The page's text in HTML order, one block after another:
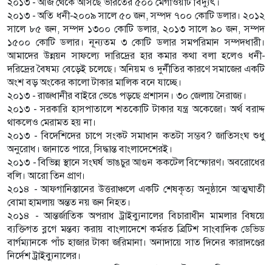
২০১৩ - অতি ধনী-২০০৯ সালে ৫০ জন, সম্পদ ৭০০ কোটি ডলার। ২০১২
সালে ৮৫ জন, সম্পদ ১৩০০ কোটি ডলার, ২০১৩ সালে ৯০ জন, সম্পদ
১৫০০ কোটি ডলার। নূন্যতম ৩ কোটি ডলার সমপরিমান সম্পদধারী।
আমাদের উন্নয়ন সাফল্যে দারিদ্রের হার কমার কথা বলা হলেও ধনী-
দরিদ্রের বৈষম্য বেড়েই চলেছে। অনিয়ম ও দুর্নীতির কারণে সমাজের একটি
অংশ বড় অংকের কালো টাকার মালিক বনে যাচ্ছে।
২০১৩ - রাজধানীর বাইরে ভেঙে পড়ছে প্রশাসন। ৩০ জেলায় নৈরাজ্য।
২০১৩ - সরকারি হাসপাতালে শতকোটি টাকার যন্ত্র অকেজো। অর্থ বরাদ্দ
থাকলেও মেরামত হয় না।
২০১৩ - বিদেশিদের চাপে সংকট সমাধান কতটা সম্ভব? জাতিসংঘ শুধু
অনুরোধ। জানাতে পারে, সিদ্ধান্ত বাংলাদেশেরই।
২০১৩ - বিভিন্ন স্থানে সংঘর্ষ ভাঙচুর আগুন ককটেল বিস্ফোরণ। অবরোধের
বলি। আরো তিন প্রাণ।
২০১৪ - আফগানিস্তানের উত্তরাঞ্চলে একটি শেষকৃত্য অনুষ্ঠানে আত্মঘাতী
বোমা হামলায় অন্তত নয় জন নিহত।
২০১৪ - আন্তর্জাতিক অপরাধ ট্রাইব্যুনালের বিচারাধীন মামলার বিষয়ে
ব্যক্তিগত ব্লগে মন্তব্য করায় বাংলাদেশে কর্মরত ব্রিটিশ সাংবাদিক ডেভিড
বার্গম্যানকে পাঁচ হাজার টাকা জরিমানা। অনাদায়ে সাত দিনের কারাদণ্ডের
নির্দেশ ট্রাইব্যুনালের।